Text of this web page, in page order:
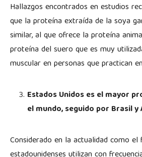
Hallazgos encontrados en estudios
que la proteína extraída de la soya
similar, al que ofrece la proteína
proteína del suero que es muy
muscular en personas que practican
Estados Unidos es el mayor
el mundo, seguido por Brasil y
Considerado en la actualidad como